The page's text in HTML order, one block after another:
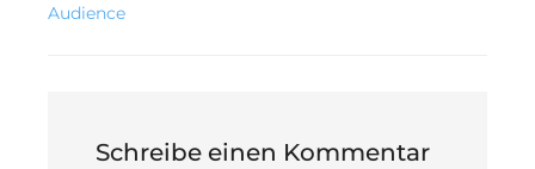
Audience
Schreibe einen Kommentar